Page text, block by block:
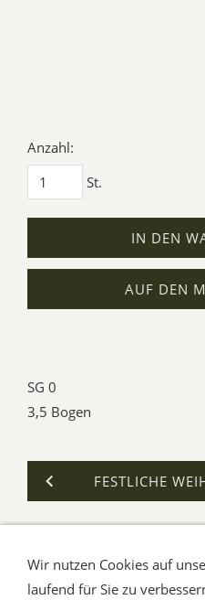
Anzahl:
St.
IN DEN
AUF DEN
SG 0
3,5 Bogen
FESTLICHE
AGB Impressum
Wir nutzen Cookies auf
laufend für Sie zu